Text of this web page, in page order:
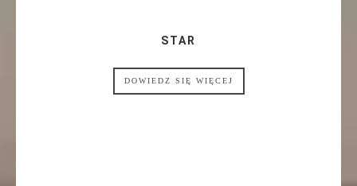
STAR
DOWIEDZ SIĘ WIĘCEJ